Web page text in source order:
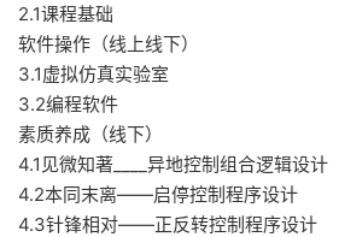
2.1课程基础
软件操作（线上线下）
3.1虚拟仿真实验室
3.2编程软件
素质养成（线下）
4.1见微知著____异地控制组合逻辑设计
4.2本同末离——启停控制程序设计
4.3针锋相对——正反转控制程序设计